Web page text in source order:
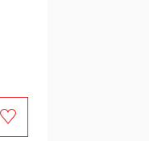
Favorito